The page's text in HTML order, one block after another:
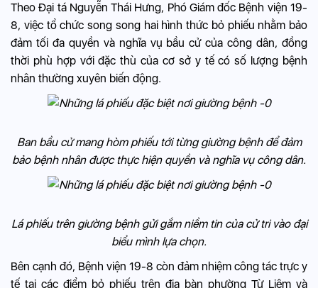
Theo Đại tá Nguyễn Thái Hưng, Phó Giám đốc Bệnh viện 19-
8, việc tổ chức song song hai hình thức bỏ phiếu nhằm bảo
đảm tối đa quyền và nghĩa vụ bầu cử của công dân, đồng
thời phù hợp với đặc thù của cơ sở y tế có số lượng bệnh
nhân thường xuyên biến động.
Ban bầu cử mang hòm phiếu tới từng giường bệnh để đảm
bảo bệnh nhân được thực hiện quyền và nghĩa vụ công dân.
Lá phiếu trên giường bệnh gửi gắm niềm tin của cử tri vào đại
biểu mình lựa chọn.
Bên cạnh đó, Bệnh viện 19-8 còn đảm nhiệm công tác trực y
tế tại các điểm bỏ phiếu trên địa bàn phường Từ Liêm và